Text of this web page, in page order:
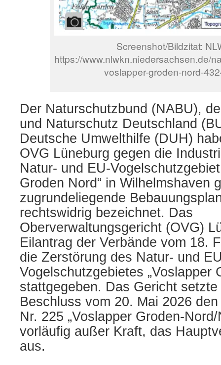
Screenshot/Bildzitat:
https://www.nlwkn.niedersachsen.de/
voslapper-groden-nord-
Der Naturschutzbund (NABU),
und Naturschutz Deutschland
Deutsche Umwelthilfe (DUH)
OVG Lüneburg gegen die
Natur- und EU-
Groden Nord“ in Wilhelmshaven
zugrundeliegende
rechtswidrig bezeichnet. Das
Oberverwaltungsgericht (OVG)
Eilantrag der Verbände vom 18.
die Zerstörung des Natur- und
Vogelschutzgebietes „Voslapper
stattgegeben. Das Gericht
Beschluss vom 20. Mai 2026
Nr. 225 „Voslapper Groden-
vorläufig außer Kraft, das
aus.